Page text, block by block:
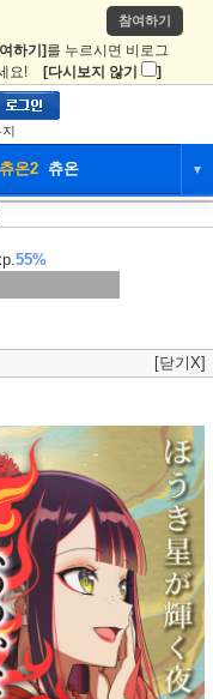
참여하기
하기] 를 누르시면 비로그
요! [다시보지 않기 ]
츄온2 츄온 ▼
니티
온255%
[닫기X]